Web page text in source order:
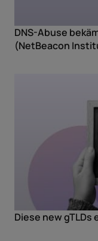
DNS-Abuse
(NetBeacon
Diese new gTLDs